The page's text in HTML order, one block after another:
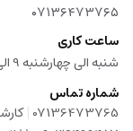
۰۷۱۳۶۴۷۳۷۶۵
ساعت کاری
شنبه الی چهارشنبه 9 الی 18:30 / پنج شنبه ها 9 الی 14
شماره تماس
07136473765
|